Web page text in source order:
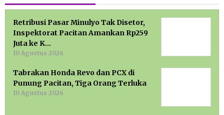
Retribusi Pasar Minulyo Tak Disetor,
Inspektorat Pacitan Amankan Rp259
Juta ke K…
10 Agustus 2026
Tabrakan Honda Revo dan PCX di
Punung Pacitan, Tiga Orang Terluka
10 Agustus 2026